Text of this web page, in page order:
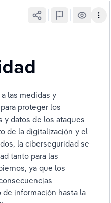
las medidas y
proteger los
y datos de los ataques
de la digitalización y el
la ciberseguridad se
tanto para las
ya que los
información hasta la